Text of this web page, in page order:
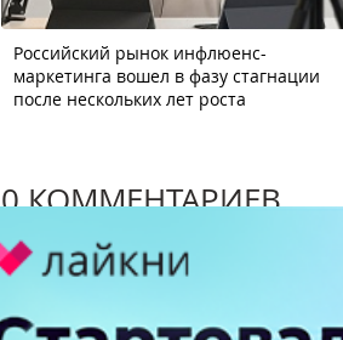
Российский рынок инфлюенс-
маркетинга вошел в фазу стагнации
после нескольких лет роста
0 КОММЕНТАРИЕВ